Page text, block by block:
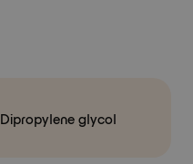
Dipropylene glycol